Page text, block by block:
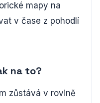
mapy na
v čase z pohodlí
na to?
zůstává v rovině